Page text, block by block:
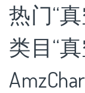
热门“
类目“